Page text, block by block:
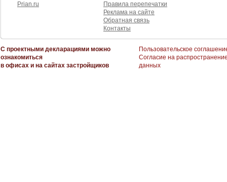
Prian.ru
Правила перепечатки
Реклама на сайте
Обратная связь
Контакты
С проектными декларациями можно
ознакомиться
в офисах и на сайтах застройщиков
Пользовательское
Согласие на
данных